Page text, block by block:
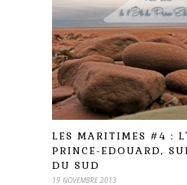
LES MARITIMES #4 :
PRINCE-EDOUARD,
DU SUD
19 NOVEMBRE 2013